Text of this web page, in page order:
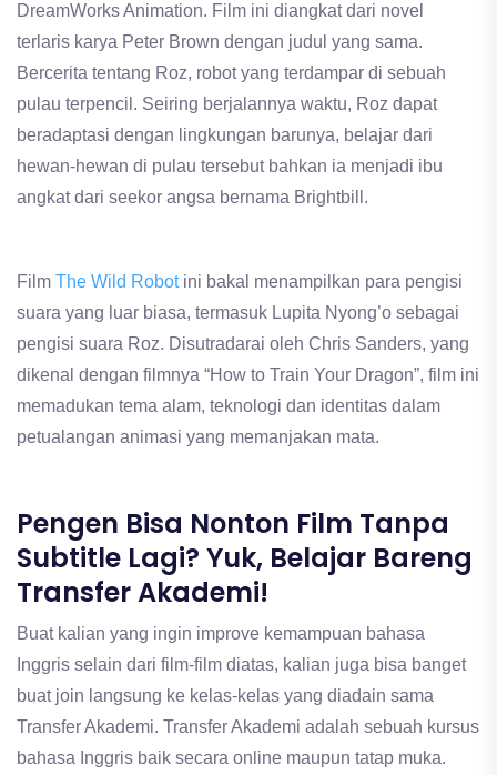
DreamWorks Animation. Film ini diangkat dari novel
terlaris karya Peter Brown dengan judul yang sama.
Bercerita tentang Roz, robot yang terdampar di sebuah
pulau terpencil. Seiring berjalannya waktu, Roz dapat
beradaptasi dengan lingkungan barunya, belajar dari
hewan-hewan di pulau tersebut bahkan ia menjadi ibu
angkat dari seekor angsa bernama Brightbill.
Film The Wild Robotini bakal menampilkan para pengisi
suara yang luar biasa, termasuk Lupita Nyong’o sebagai
pengisi suara Roz. Disutradarai oleh Chris Sanders, yang
dikenal dengan filmnya “How to Train Your Dragon”, film ini
memadukan tema alam, teknologi dan identitas dalam
petualangan animasi yang memanjakan mata.
Pengen Bisa Nonton Film Tanpa
Subtitle Lagi? Yuk, Belajar Bareng
Transfer Akademi!
Buat kalian yang ingin improve kemampuan bahasa
Inggris selain dari film-film diatas, kalian juga bisa banget
buat join langsung ke kelas-kelas yang diadain sama
Transfer Akademi. Transfer Akademi adalah sebuah kursus
bahasa Inggris baik secara online maupun tatap muka.